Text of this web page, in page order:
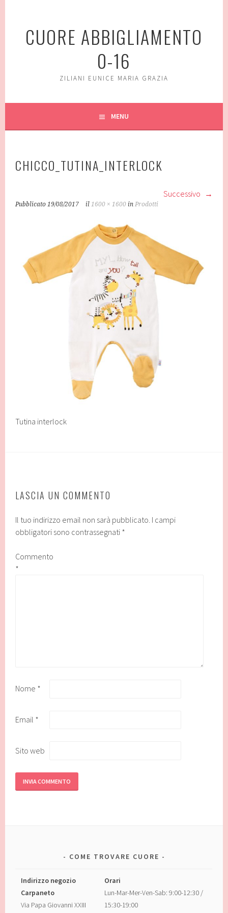
contenutoCUORE ABBIGLIAMENTO
0-16
ZILIANI EUNICE MARIA GRAZIA
MENU
CHICCO_TUTINA_INTERLOCK
Successivo
Pubblicato19/08/2017 il1600 × 1600 inProdotti
Tutina interlock
LASCIA UN COMMENTO
Il tuo indirizzo email non sarà pubblicato. I campi
obbligatori sono contrassegnati *
Commento
*
Nome *
Email *
Sito web
COME TROVARE CUORE
Indirizzo negozio
Carpaneto
Via Papa Giovanni XXIII
Orari
Lun-Mar-Mer-Ven-Sab: 9:00-12:30 /
15:30-19:00